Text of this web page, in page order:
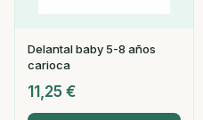
Delantal baby 5-8 años
carioca
11,25 €